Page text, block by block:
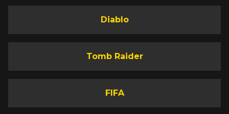
Diablo
Tomb Raider
FIFA